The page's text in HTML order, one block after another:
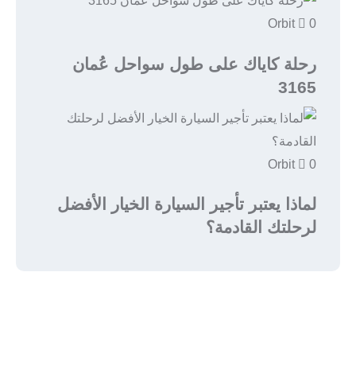
Orbit 0
رحلة كاياك على طول سواحل عُمان
3165
Orbit 0
لماذا يعتبر تأجير السيارة الخيار الأفضل
لرحلتك القادمة؟